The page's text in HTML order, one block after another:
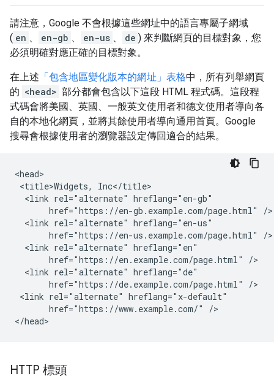
請注意，Google 不會根據這些網址中的語言專屬子網域
( en 、 en-gb 、 en-us 、 de ) 來判斷網頁的目標對象，您
必須明確對應正確的目標對象。
在上述 「包含地區變化版本的網址」表格中，所有列舉網頁
的 <head> 部分都會包含以下這段 HTML 程式碼。這段程
式碼會將美國、英國、一般英文使用者和德文使用者導向各
自的本地化網頁，並將其餘使用者導向通用首頁。Google
搜尋會根據使用者的瀏覽器設定傳回適合的結果。
<head>
<title>Widgets, Inc</title>
  <link rel="alternate" hreflang="en-gb"
       href="https://en-gb.example.com/page.html" />
  <link rel="alternate" hreflang="en-us"
       href="https://en-us.example.com/page.html" />
  <link rel="alternate" hreflang="en"
       href="https://en.example.com/page.html" />
  <link rel="alternate" hreflang="de"
       href="https://de.example.com/page.html" />
<link rel="alternate" hreflang="x-default"
       href="https://www.example.com/" />
</head>
HTTP 標頭